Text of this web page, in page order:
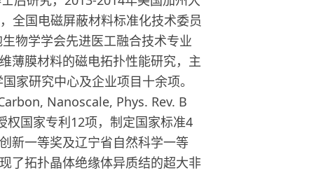
全国电磁屏蔽材料标准化技术委员
物学学会先进医工融合技术专业
薄膜材料的磁电拓扑性能研究，主
家研究中心及企业项目十余项。
Nanoscale, Phys. Rev. B
权国家专利12项，制定国家标准4
新一等奖及辽宁省自然科学一等
了拓扑晶体绝缘体异质结的超大非